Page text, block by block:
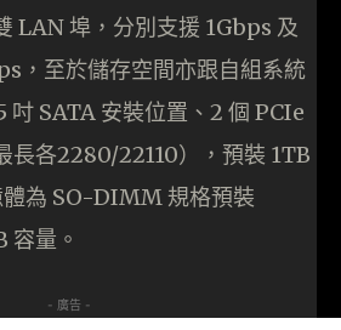
LAN 埠，分別支援 1Gbps 及
，至於儲存空間亦跟自組系統
吋 SATA 安裝位置、2 個 PCIe
長各2280/22110），預裝 1TB
為 SO-DIMM 規格預裝
量。
- 廣告 -